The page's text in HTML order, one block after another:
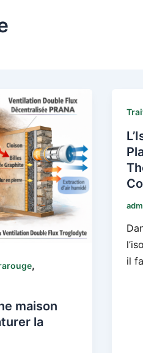
,
maison
la
il